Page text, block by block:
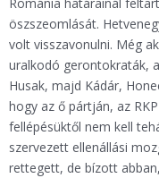
öszszeomlását.
volt visszavonulni. Még
uralkodó gerontokraták,
Husak, majd Kádár,
hogy az ő pártján, az
fellépésüktől nem kell
szervezett ellenállási
rettegett, de bízott